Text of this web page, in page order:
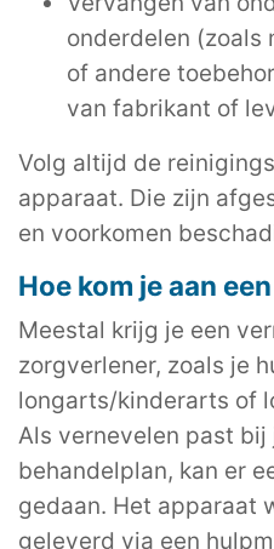
onderdelen (zoals
of andere
van fabrikant of
Volg altijd de
apparaat. Die zijn
en voorkomen
Hoe kom je aan
Meestal krijg je een
zorgverlener, zoals je
longarts/kinderarts of
Als vernevelen past bij
behandelplan, kan er
gedaan. Het apparaat
geleverd via een